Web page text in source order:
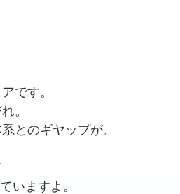
です。
。
とのギヤップが、
いますよ。